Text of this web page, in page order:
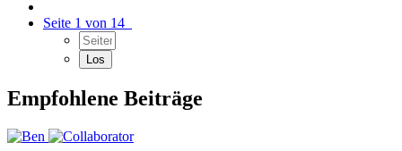
Seite 1 von 14
Empfohlene Beiträge